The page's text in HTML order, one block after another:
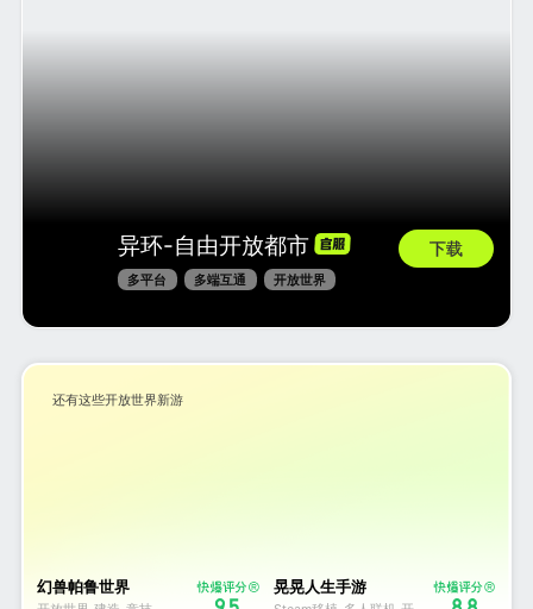
快
异环-自由开放都市
多平台 多端互通 开放世界
下载
还有这些开放世界新游
幻兽帕鲁世界 晃晃人生手游